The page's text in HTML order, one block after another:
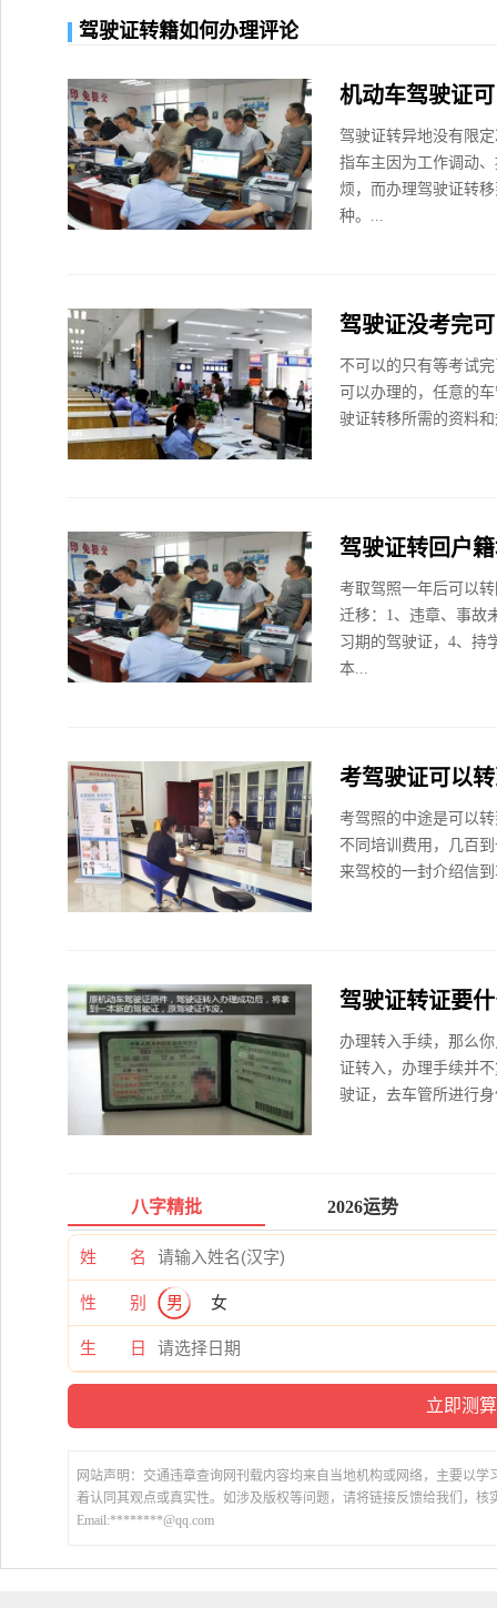
驾驶证转籍如何办理评论
机动车驾驶证
驾驶证转异地没有限
指车主因为工作调动
烦，而办理驾驶证转
种。...
驾驶证没考完
不可以的只有等考试
可以办理的，任意的
驶证转移所需的资料
驾驶证转回户
考取驾照一年后可以
迁移：1、违章、事故
习期的驾驶证，4、持
本...
考驾驶证可以
考驾照的中途是可以
不同培训费用，几百
来驾校的一封介绍信
驾驶证转证要
办理转入手续，那么
证转入，办理手续并
驶证，去车管所进行
八字精批 2026运势
姓 名
性 别 男 女
生 日
网站声明：交通违章查询网刊载内容均来自当地机构或网络，主要以
着认同其观点或真实性。如涉及版权等问题，请将链接反馈给我们，核
Email:********@qq.com